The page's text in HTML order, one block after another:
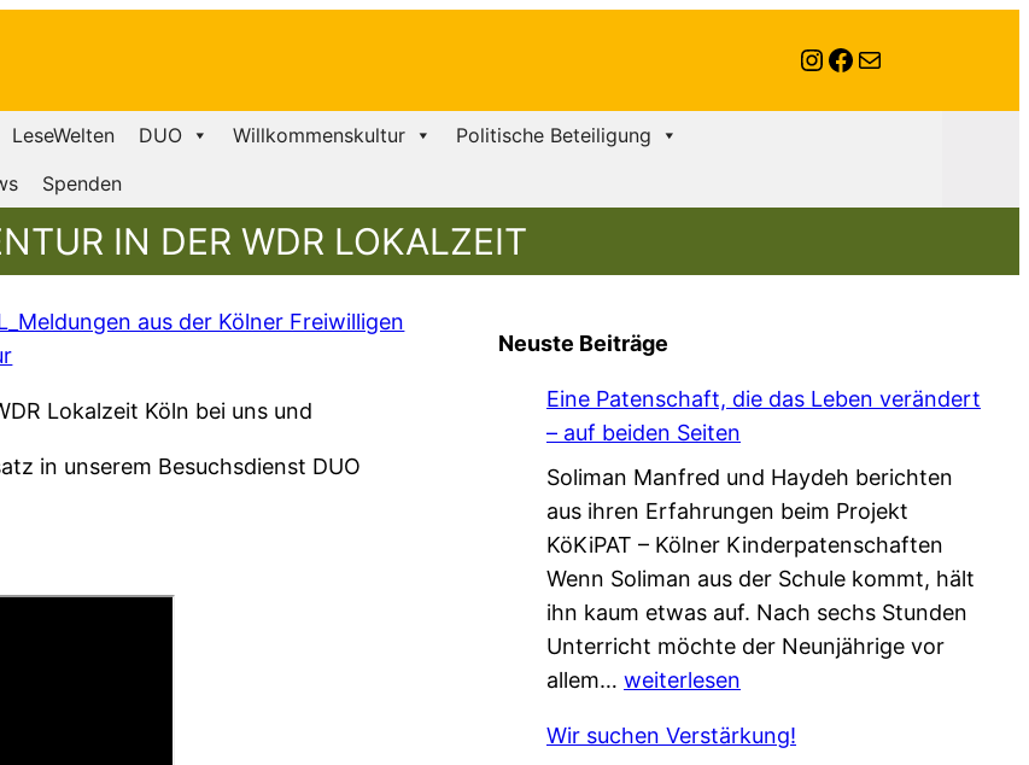
Instagram
Facebook
E-Mail
LeseWelten DUO Willkommenskultur
Politische Beteiligung
Spenden
IN DER WDR LOKALZEIT
aus der Kölner Freiwilligen
Lokalzeit Köln bei uns und
in unserem Besuchsdienst DUO
Neuste Beiträge
Eine Patenschaft, die das Leben verändert
– auf beiden Seiten
Soliman Manfred und Haydeh berichten
aus ihren Erfahrungen beim Projekt
KöKiPAT – Kölner Kinderpatenschaften
Wenn Soliman aus der Schule kommt, hält
ihn kaum etwas auf. Nach sechs Stunden
Unterricht möchte der Neunjährige vor
allem… E
n
weiterlesen
Wir suchen Verstärkung!